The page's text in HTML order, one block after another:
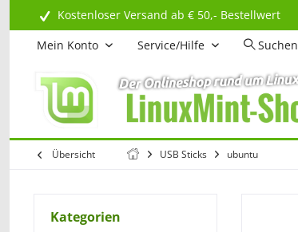
Kostenloser Versand ab € 50,- Bestellwert
Mein Konto Service/Hilfe Suchen
Übersicht USB Sticks ubuntu
Kategorien